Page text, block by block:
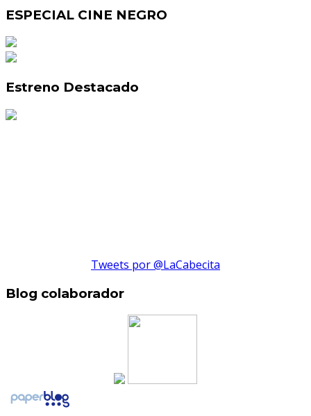
ESPECIAL CINE NEGRO
Estreno Destacado
Tweets por @LaCabecita
Blog colaborador